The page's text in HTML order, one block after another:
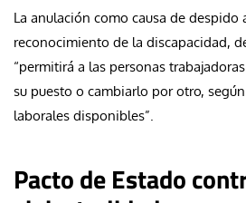
La anulación como causa de despido
reconocimiento de la discapacidad,
“permitirá a las personas
su puesto o cambiarlo por otro,
laborales disponibles”.
Pacto de Estado